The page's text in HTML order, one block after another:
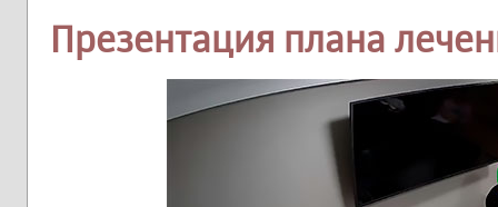
Презентация плана